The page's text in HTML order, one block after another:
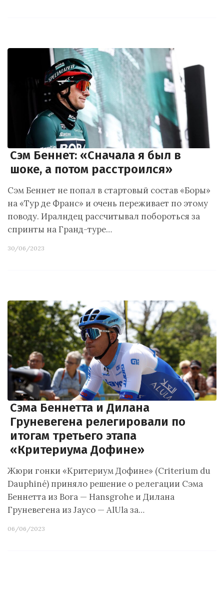
Сэм Беннет: «Сначала я был в
шоке, а потом расстроился»
Сэм Беннет не попал в стартовый состав «Боры»
на «Тур де Франс» и очень переживает по этому
поводу. Иралндец рассчитывал побороться за
спринты на Гранд-туре…
30/06/2023
Сэма Беннетта и Дилана
Груневегена релегировали по
итогам третьего этапа
«Критериума Дофине»
Жюри гонки «Критериум Дофине» (Criterium du
Dauphiné) приняло решение о релегации Сэма
Беннетта из Bora — Hansgrohe и Дилана
Груневегена из Jayco — AlUla за…
06/06/2023